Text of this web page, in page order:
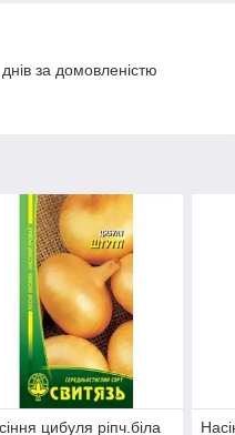
за домовленістю
цибуля рiпч.біла